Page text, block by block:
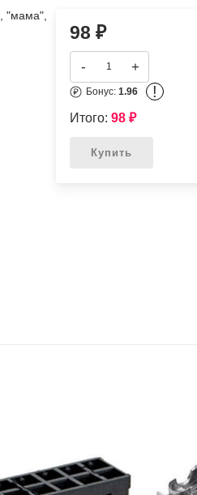
"мама",
98 ₽
- +
Бонус: 1.96 !
Итого: 98 ₽
Купить